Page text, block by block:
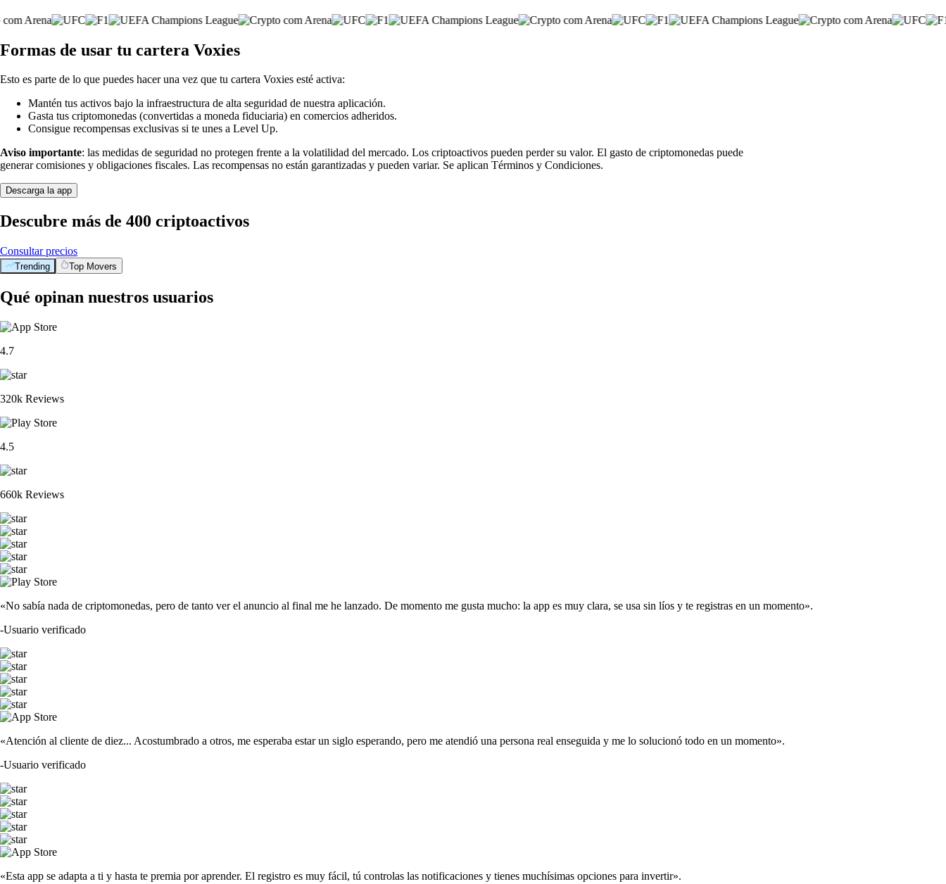
Formas de usar tu cartera Voxies
Esto es parte de lo que puedes hacer una vez que tu cartera Voxies esté activa:
Mantén tus activos bajo la infraestructura de alta seguridad de nuestra aplicación.
Gasta tus criptomonedas (convertidas a moneda fiduciaria) en comercios adheridos.
Consigue recompensas exclusivas si te unes a Level Up.
Aviso importante: las medidas de seguridad no protegen frente a la volatilidad del mercado. Los criptoactivos pueden perder su valor. El gasto de criptomonedas puede
generar comisiones y obligaciones fiscales. Las recompensas no están garantizadas y pueden variar. Se aplican Términos y Condiciones.
Descarga la app
Descubre más de 400 criptoactivos
Consultar precios
Trending Top Movers
Qué opinan nuestros usuarios
4.7
320k Reviews
4.5
660k Reviews
«No sabía nada de criptomonedas, pero de tanto ver el anuncio al final me he lanzado. De momento me gusta mucho: la app es muy clara, se usa sin líos y te registras en un momento».
-Usuario verificado
«Atención al cliente de diez... Acostumbrado a otros, me esperaba estar un siglo esperando, pero me atendió una persona real enseguida y me lo solucionó todo en un momento».
-Usuario verificado
«Esta app se adapta a ti y hasta te premia por aprender. El registro es muy fácil, tú controlas las notificaciones y tienes muchísimas opciones para invertir».